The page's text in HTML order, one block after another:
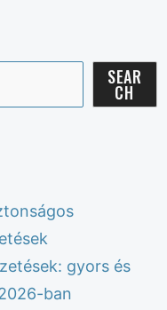
SEAR
CH
gyors és
ban